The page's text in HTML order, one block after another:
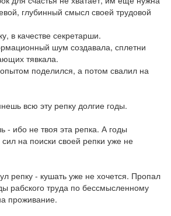
глубинный смысл своей трудовой
в качестве секретарши.
шум создавала, сплетни
тявкала.
поделился, а потом свалил на
всю эту репку долгие годы.
- ибо не твоя эта репка. А годы
на поиски своей репки уже не
репку - кушать уже не хочется. Пропал
рабского труда по бессмысленному
проживание.